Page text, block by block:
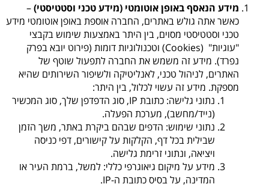
מידע הנאסף באופן אוטומטי (מידע טכני וסטטיסטי)–
כאשר אתה גולש באתרים, החברה אוספת באופן אוטומטי מידע
טכני וסטטיסטי מסוים, בין היתר באמצעות שימוש בקבצי
"עוגיות" (Cookies) וטכנולוגיות דומות (פירוט יובא בפרק
נפרד). מידע זה משמש את החברה לתפעול שוטף של
האתרים, לניהול טכני, לאנליטיקה ולשיפור השירותים שהיא
מספקת. מידע זה עשוי לכלול, בין היתר:
נתוני גלישה
: כתובת IP, סוג הדפדפן שלך, סוג המכשיר
(נייד/מחשב), מערכת הפעלה.
נתוני שימוש: הדפים שבהם ביקרת באתר, משך הזמן
שבילית בכל דף, הקלקות על קישורים, דפי כניסה
ויציאה, ונתוני זרימת גלישה.
מידע על מיקום גיאוגרפי כללי: למשל, ברמת העיר או
המדינה, על בסיס כתובת ה-IP.